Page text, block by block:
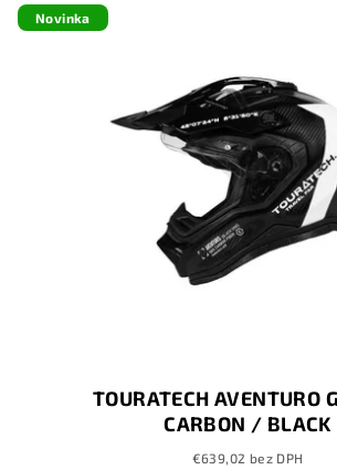
Novinka
TOURATECH AVENTURO
CARBON / BLACK
€639,02 bez DPH